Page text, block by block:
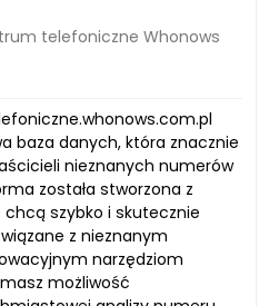
telefoniczne Whonows
baza danych, która znacznie
nieznanych numerów
została stworzona z
szybko i skutecznie
z nieznanym
narzędziom
możliwość